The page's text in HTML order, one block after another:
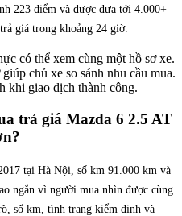
223 điểm và được đưa tới 4.000+
giá trong khoảng 24 giờ.
có thể xem cùng một hồ sơ xe.
chủ xe so sánh nhu cầu mua.
khi giao dịch thành công.
trả giá Mazda 6 2.5 AT
tại Hà Nội, số km 91.000 km và
ngắn vì người mua nhìn được cùng
số km, tình trạng kiểm định và